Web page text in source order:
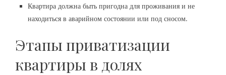
Квартира должна быть пригодна для проживания и не
находиться в аварийном состоянии или под сносом.
Этапы приватизации
квартиры в долях